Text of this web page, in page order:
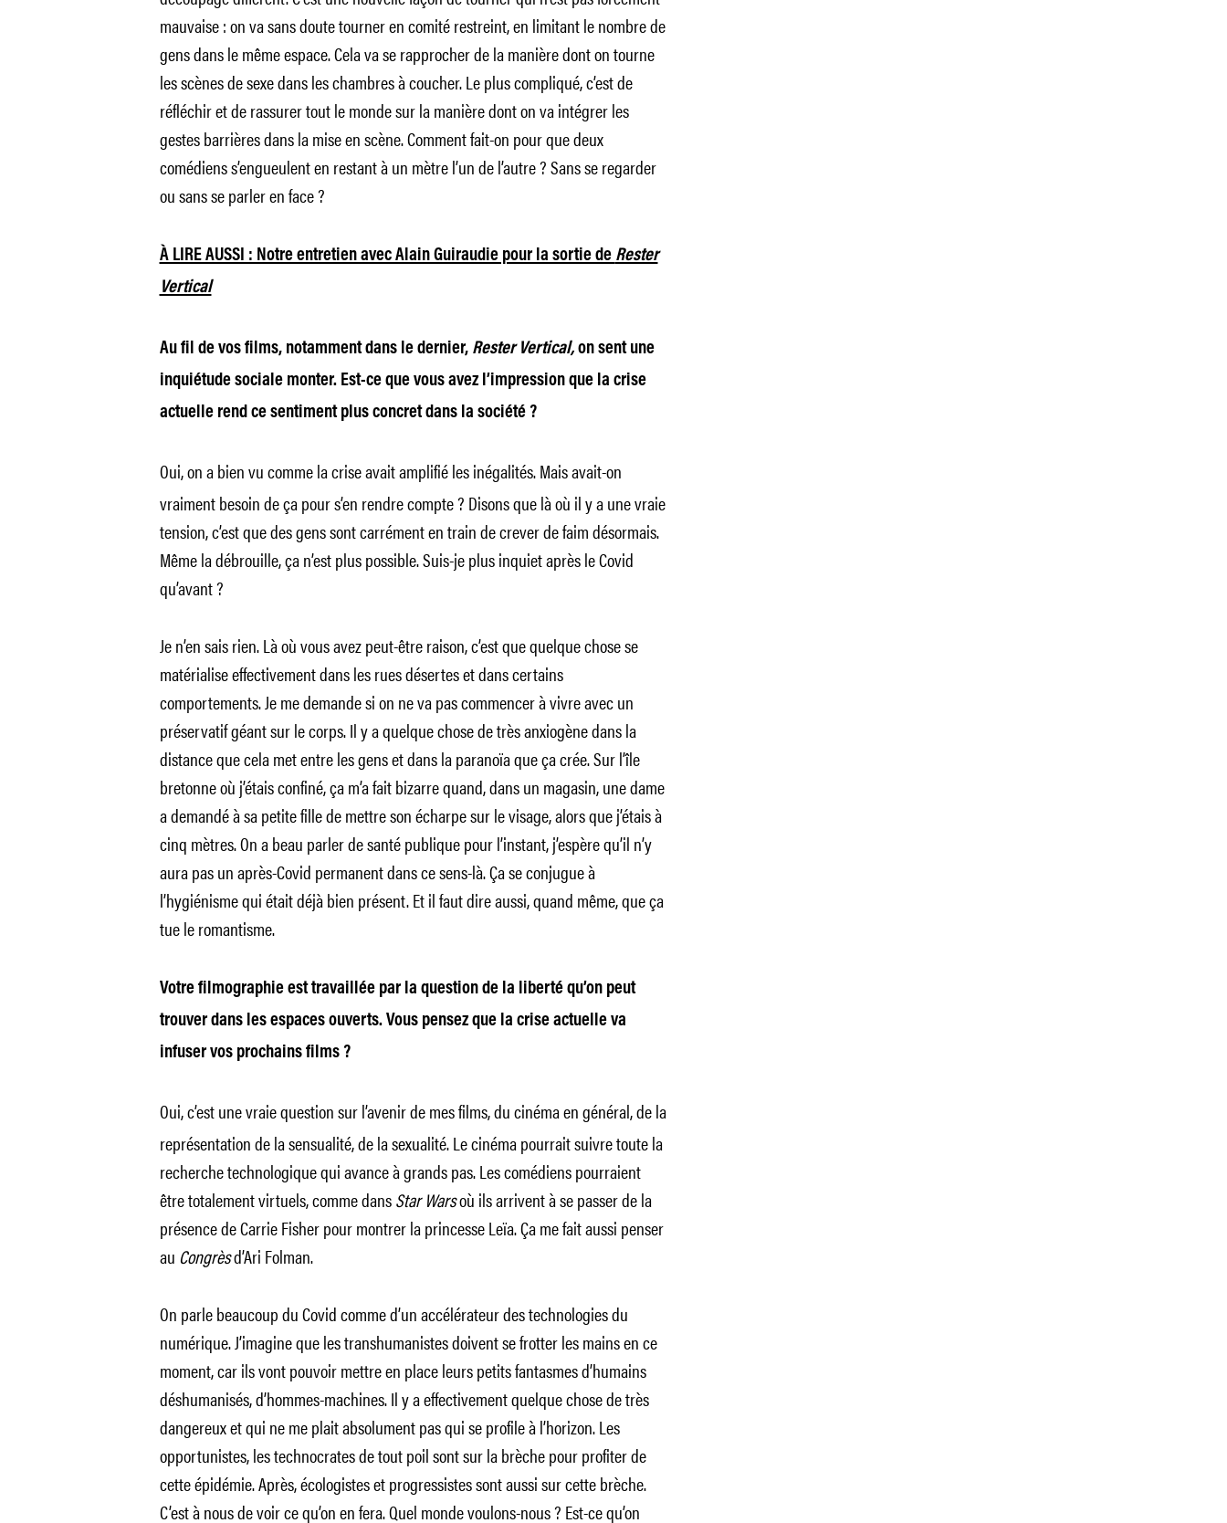
mauvaise : on va sans doute tourner en comité restreint, en limitant le nombre de
gens dans le même espace. Cela va se rapprocher de la manière dont on tourne
les scènes de sexe dans les chambres à coucher. Le plus compliqué, c’est de
réfléchir et de rassurer tout le monde sur la manière dont on va intégrer les
gestes barrières dans la mise en scène. Comment fait-on pour que deux
comédiens s’engueulent en restant à un mètre l’un de l’autre ? Sans se regarder
ou sans se parler en face ?
À LIRE AUSSI : Notre entretien avec Alain Guiraudie pour la sortie de Rester
Vertical
Au fil de vos films, notamment dans le dernier, Rester Vertical,on sent une
inquiétude sociale monter. Est-ce que vous avez l’impression que la crise
actuelle rend ce sentiment plus concret dans la société ?
Oui, on a bien vu comme la crise avait amplifié les inégalités. Mais avait-on
vraiment besoin de ça pour s’en rendre compte ? Disons que là où il y a une vraie
tension, c’est que des gens sont carrément en train de crever de faim désormais.
Même la débrouille, ça n’est plus possible. Suis-je plus inquiet après le Covid
qu’avant ?
Je n’en sais rien. Là où vous avez peut-être raison, c’est que quelque chose se
matérialise effectivement dans les rues désertes et dans certains
comportements. Je me demande si on ne va pas commencer à vivre avec un
préservatif géant sur le corps. Il y a quelque chose de très anxiogène dans la
distance que cela met entre les gens et dans la paranoïa que ça crée. Sur l’île
bretonne où j’étais confiné, ça m’a fait bizarre quand, dans un magasin, une dame
a demandé à sa petite fille de mettre son écharpe sur le visage, alors que j’étais à
cinq mètres. On a beau parler de santé publique pour l’instant, j’espère qu’il n’y
aura pas un après-Covid permanent dans ce sens-là. Ça se conjugue à
l’hygiénisme qui était déjà bien présent. Et il faut dire aussi, quand même, que ça
tue le romantisme.
Votre filmographie est travaillée par la question de la liberté qu’on peut
trouver dans les espaces ouverts. Vous pensez que la crise actuelle va
infuser vos prochains films ?
Oui, c’est une vraie question sur l’avenir de mes films, du cinéma en général, de la
représentation de la sensualité, de la sexualité. Le cinéma pourrait suivre toute la
recherche technologique qui avance à grands pas. Les comédiens pourraient
être totalement virtuels, comme dansStar Warsoù ils arrivent à se passer de la
présence de Carrie Fisher pour montrer la princesse Leïa. Ça me fait aussi penser
au Congrèsd’Ari Folman.
On parle beaucoup du Covid comme d’un accélérateur des technologies du
numérique. J’imagine que les transhumanistes doivent se frotter les mains en ce
moment, car ils vont pouvoir mettre en place leurs petits fantasmes d’humains
déshumanisés, d’hommes-machines. Il y a effectivement quelque chose de très
dangereux et qui ne me plait absolument pas qui se profile à l’horizon. Les
opportunistes, les technocrates de tout poil sont sur la brèche pour profiter de
cette épidémie. Après, écologistes et progressistes sont aussi sur cette brèche.
C’est à nous de voir ce qu’on en fera. Quel monde voulons-nous ? Est-ce qu’on